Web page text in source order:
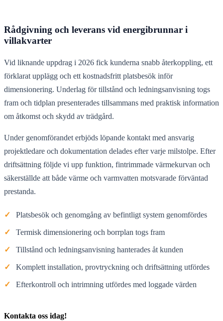
Rådgivning och leverans vid energibrunnar i
villakvarter
Vid liknande uppdrag i 2026 fick kunderna snabb återkoppling, ett
förklarat upplägg och ett kostnadsfritt platsbesök inför
dimensionering. Underlag för tillstånd och ledningsanvisning togs
fram och tidplan presenterades tillsammans med praktisk information
om åtkomst och skydd av trädgård.
Under genomförandet erbjöds löpande kontakt med ansvarig
projektledare och dokumentation delades efter varje milstolpe. Efter
driftsättning följde vi upp funktion, fintrimmade värmekurvan och
säkerställde att både värme och varmvatten motsvarade förväntad
prestanda.
✓ Platsbesök och genomgång av befintligt system genomfördes
✓ Termisk dimensionering och borrplan togs fram
✓ Tillstånd och ledningsanvisning hanterades åt kunden
✓ Komplett installation, provtryckning och driftsättning utfördes
✓ Efterkontroll och intrimning utfördes med loggade värden
Kontakta oss idag!